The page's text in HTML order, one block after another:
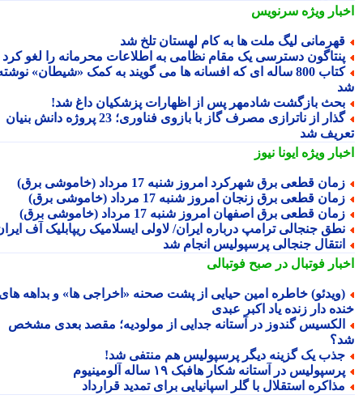
ویژهسرنویس
لیگ ملت ها به کام لهستان تلخ شد
دسترسی یک مقام نظامی به اطلاعات محرمانه را لغو کرد
کتاب 800 ساله ای که افسانه ها می گویند به کمک «شیطان» نوشته
بازگشت شادمهر پس از اظهارات پزشکیان داغ شد!
گذار از ناترازی مصرف گاز با بازوی فناوری؛ 23 پروژه دانش بنیان
شد
ویژهایونا نیوز
قطعی برق شهرکرد امروز شنبه 17 مرداد (خاموشی برق)
قطعی برق زنجان امروز شنبه 17 مرداد (خاموشی برق)
قطعی برق اصفهان امروز شنبه 17 مرداد (خاموشی برق)
جنجالی ترامپ درباره ایران/ لاولی ایسلامیک ریپابلیک آف ایران!
جنجالی پرسپولیس انجام شد
فوتبال در صبح فوتبالی
خاطره امین حیایی از پشت صحنه «اخراجی ها» و بداهه های
دار زنده یاد اکبر عبدی
گندوز در آستانه جدایی از مولودیه؛ مقصد بعدی مشخص
یک گزینه دیگر پرسپولیس هم منتفی شد!
در آستانه شکار هافبک ۱۹ ساله آلومینیوم
استقلال با گلر اسپانیایی برای تمدید قرارداد